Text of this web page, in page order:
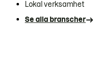
Lokal verksamhet
Se alla branscher